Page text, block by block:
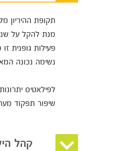
תקופת ההיריון
מנת להקל על
פעילות גופנית
נשימה נכונה
לפילאטיס
שיפור תפקוד
קהל